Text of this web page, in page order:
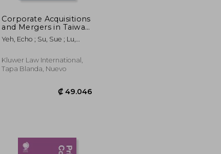
Corporate Acquisitions
and Mergers in Taiwan
(en Inglés)
Yeh, Echo ; Su, Sue ; Lu,
Kluwer Law International,
Tapa Blanda, Nuevo